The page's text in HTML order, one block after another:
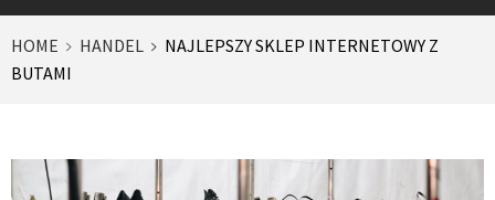
HOME HANDEL
NAJLEPSZY SKLEP INTERNETOWY Z
BUTAMI